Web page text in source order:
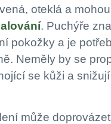
oteklá a
. Puchýře
pokožky a je
Neměly by se
se kůži a
může